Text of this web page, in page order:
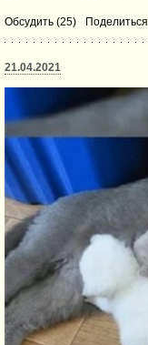
Обсудить (25) Поделиться
21.04.2021